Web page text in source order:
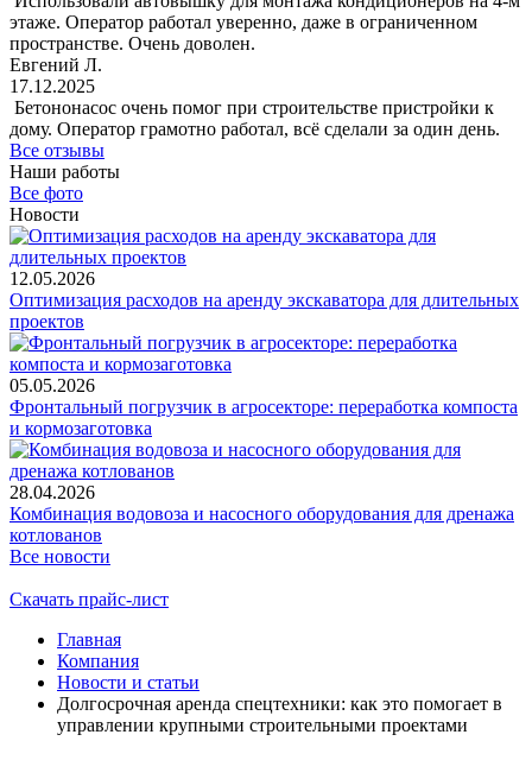
этаже. Оператор работал уверенно, даже в ограниченном
пространстве. Очень доволен.
Евгений Л.
17.12.2025
Бетононасос очень помог при строительстве пристройки к
дому. Оператор грамотно работал, всё сделали за один день.
Все отзывы
Наши работы
Все фото
Новости
12.05.2026
Оптимизация расходов на аренду экскаватора для длительных
проектов
05.05.2026
Фронтальный погрузчик в агросекторе: переработка компоста
и кормозаготовка
28.04.2026
Комбинация водовоза и насосного оборудования для дренажа
котлованов
Все новости
Скачать прайс-лист
Главная
Компания
Новости и статьи
Долгосрочная аренда спецтехники: как это помогает в
управлении крупными строительными проектами